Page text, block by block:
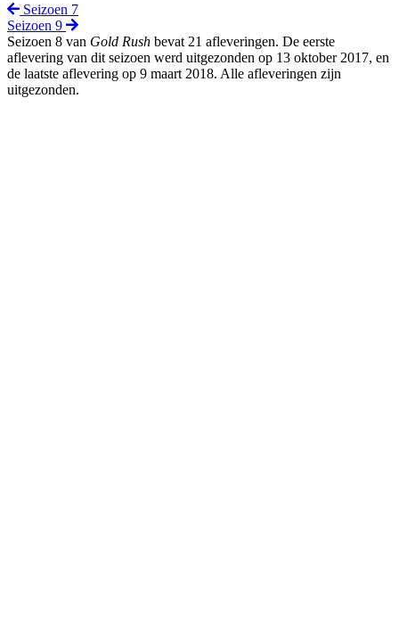
Seizoen 7
Seizoen 9
Seizoen 8 van Gold Rush bevat 21 afleveringen. De eerste
aflevering van dit seizoen werd uitgezonden op 13 oktober 2017, en
de laatste aflevering op 9 maart 2018. Alle afleveringen zijn
uitgezonden.